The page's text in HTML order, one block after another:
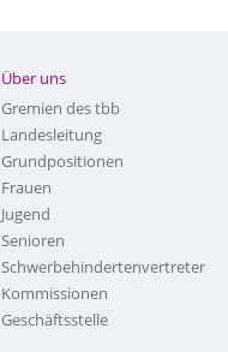
Über uns
Gremien des tbb
Landesleitung
Grundpositionen
Frauen
Jugend
Senioren
Schwerbehindertenvertreter
Kommissionen
Geschäftsstelle